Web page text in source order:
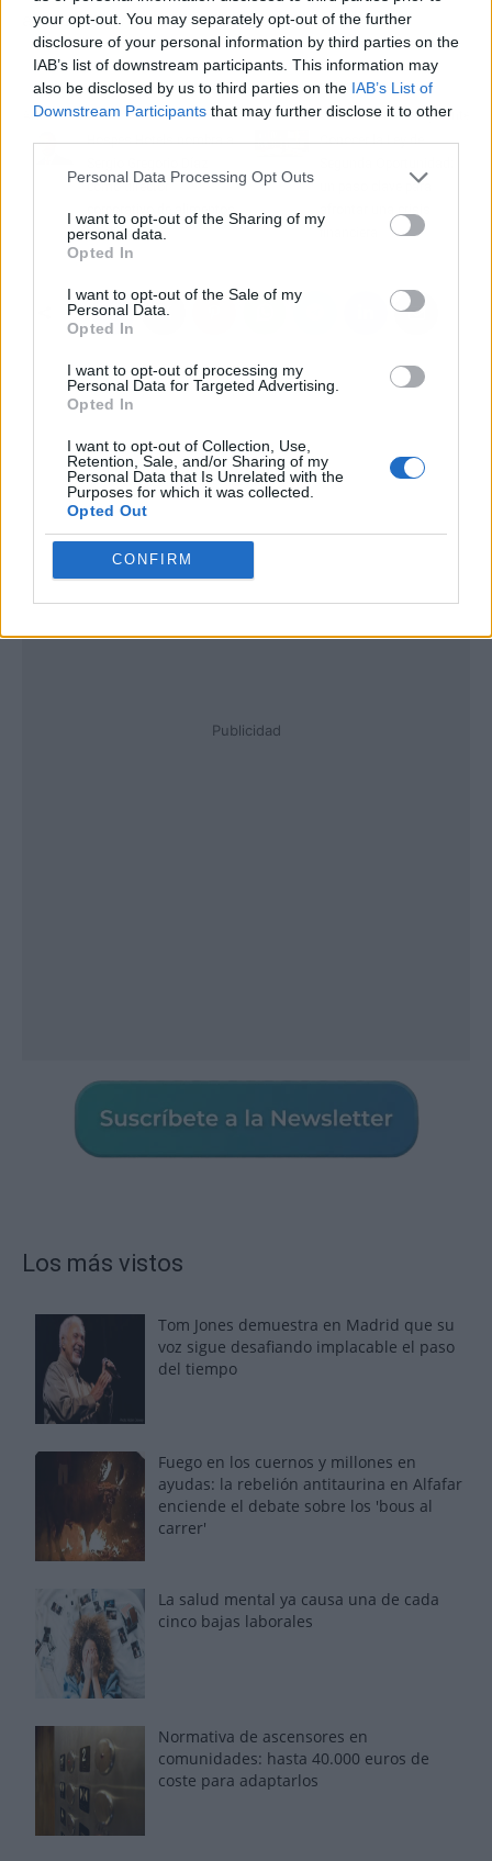
your opt-out. You may separately opt-out of the further
disclosure of your personal information by third parties on the
IAB’s list of downstream participants. This information may
also be disclosed by us to third parties on the IAB’s List of
Downstream Participants that may further disclose it to other
Personal Data Processing Opt Outs
I want to opt-out of the Sharing of my
personal data.
Opted In
I want to opt-out of the Sale of my
Personal Data.
Opted In
I want to opt-out of processing my
Personal Data for Targeted Advertising.
Opted In
I want to opt-out of Collection, Use,
Retention, Sale, and/or Sharing of my
Personal Data that Is Unrelated with the
Purposes for which it was collected.
Opted Out
CONFIRM
anteriores.
Artículo anterior
Hospes Hotels nombra a
como director
corporativo de alimentos
y bebidas
Artículo siguiente
Conocer la Ley de
un paso clave para
financiera
Publicidad
Los más vistos
Tom Jones demuestra en Madrid que su
voz sigue desafiando implacable el paso
del tiempo
Fuego en los cuernos y millones en
ayudas: la rebelión antitaurina en Alfafar
enciende el debate sobre los 'bous al
carrer'
La salud mental ya causa una de cada
cinco bajas laborales
Normativa de ascensores en
comunidades: hasta 40.000 euros de
coste para adaptarlos